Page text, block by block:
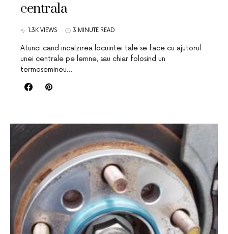
centrala
1.3K VIEWS 3 MINUTE READ
Atunci cand incalzirea locuintei tale se face cu ajutorul
unei centrale pe lemne, sau chiar folosind un
termosemineu…